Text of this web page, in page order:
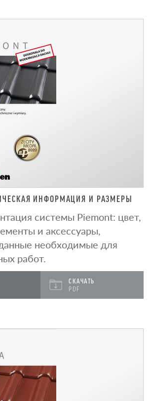
ИНФОРМАЦИЯ И РАЗМЕРЫ
системы Piemont: цвет,
и аксессуары,
необходимые для
работ.
СКАЧАТЬ
PDF